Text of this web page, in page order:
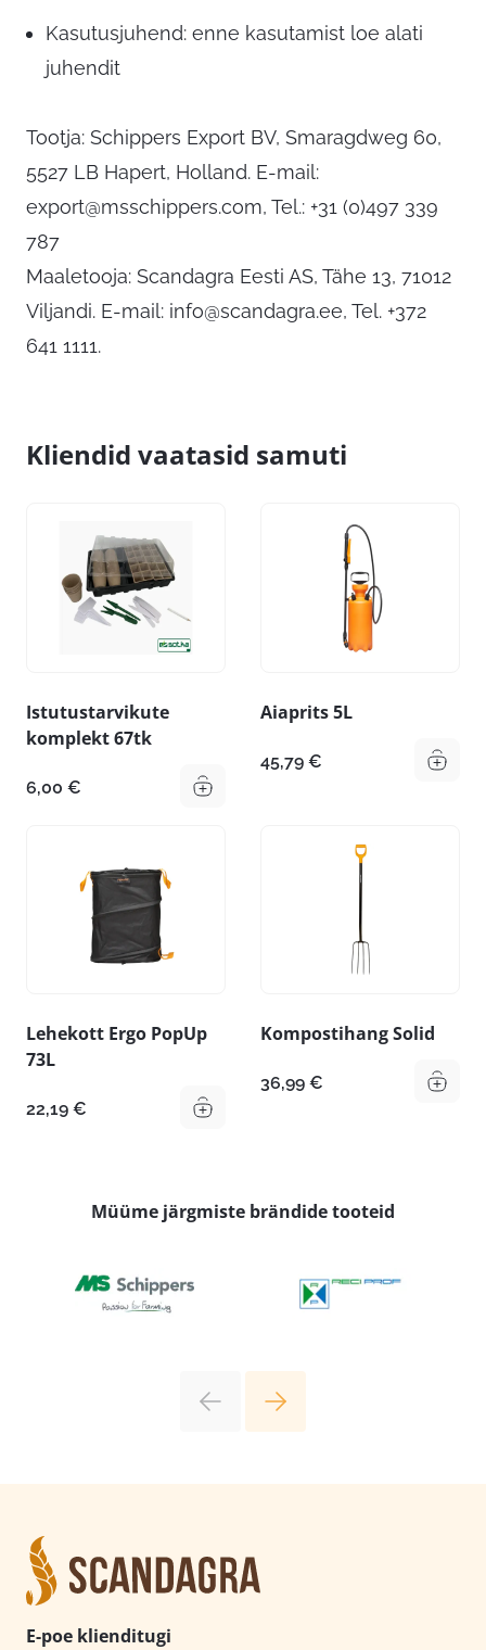
Kasutusjuhend: enne kasutamist loe alati
juhendit
Tootja: Schippers Export BV, Smaragdweg 60,
5527 LB Hapert, Holland. E-mail:
export@msschippers.com, Tel.: +31 (0)497 339
787
Maaletooja: Scandagra Eesti AS, Tähe 13, 71012
Viljandi. E-mail: info@scandagra.ee, Tel. +372
641 1111.
Kliendid vaatasid samuti
Istutustarvikute
komplekt 67tk
6,00 €
Aiaprits 5L
45,79 €
Lehekott Ergo PopUp
73L
22,19 €
Kompostihang Solid
36,99 €
Müüme järgmiste brändide tooteid
E-poe klienditugi